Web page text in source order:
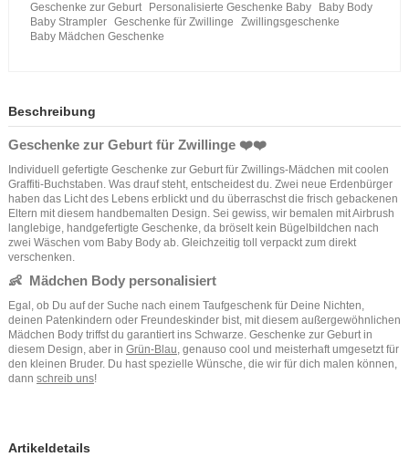
Geschenke zur Geburt Personalisierte Geschenke Baby
Baby Body
Baby Strampler Geschenke für Zwillinge
Zwillingsgeschenke
Baby Mädchen Geschenke
Beschreibung
Geschenke zur Geburt für Zwillinge ❤️❤️
Individuell gefertigte Geschenke zur Geburt für Zwillings-Mädchen mit coolen
Graffiti-Buchstaben. Was drauf steht, entscheidest du. Zwei neue Erdenbürger
haben das Licht des Lebens erblickt und du überraschst die frisch gebackenen
Eltern mit diesem handbemalten Design. Sei gewiss, wir bemalen mit Airbrush
langlebige, handgefertigte Geschenke, da bröselt kein Bügelbildchen nach
zwei Wäschen vom Baby Body ab. Gleichzeitig toll verpackt zum direkt
verschenken.
👶 Mädchen Body personalisiert
Egal, ob Du auf der Suche nach einem Taufgeschenk für Deine Nichten,
deinen Patenkindern oder Freundeskinder bist, mit diesem außergewöhnlichen
Mädchen Body triffst du garantiert ins Schwarze. Geschenke zur Geburt in
diesem Design, aber in Grün-Blau, genauso cool und meisterhaft umgesetzt für
den kleinen Bruder. Du hast spezielle Wünsche, die wir für dich malen können,
dann schreib uns!
Artikeldetails